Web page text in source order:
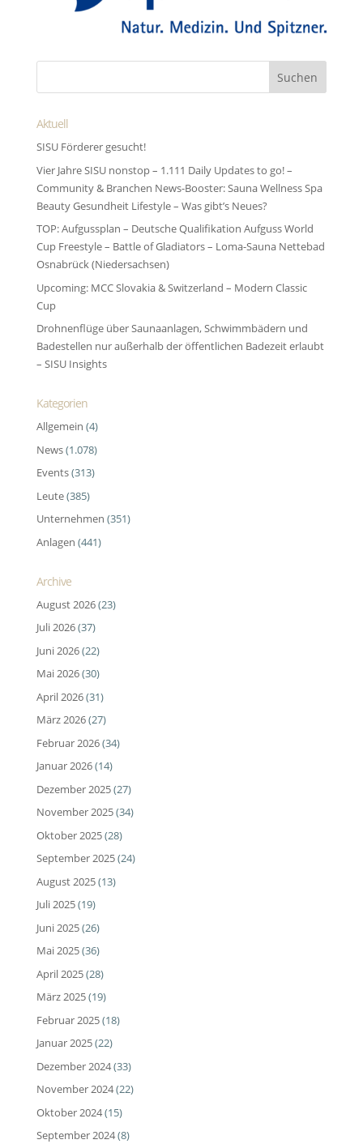
Aktuell
SISU Förderer gesucht!
Vier Jahre SISU nonstop – 1.111 Daily Updates to go! –
Community & Branchen News-Booster: Sauna Wellness Spa
Beauty Gesundheit Lifestyle – Was gibt’s Neues?
TOP: Aufgussplan – Deutsche Qualifikation Aufguss World
Cup Freestyle – Battle of Gladiators – Loma-Sauna Nettebad
Osnabrück (Niedersachsen)
Upcoming: MCC Slovakia & Switzerland – Modern Classic
Cup
Drohnenflüge über Saunaanlagen, Schwimmbädern und
Badestellen nur außerhalb der öffentlichen Badezeit erlaubt
– SISU Insights
Kategorien
Allgemein (4)
News(1.078)
Events(313)
Leute(385)
Unternehmen (351)
Anlagen (441)
Archive
August 2026(23)
Juli 2026(37)
Juni 2026(22)
Mai 2026(30)
April 2026(31)
März 2026(27)
Februar 2026(34)
Januar 2026(14)
Dezember 2025(27)
November 2025(34)
Oktober 2025(28)
September 2025(24)
August 2025(13)
Juli 2025(19)
Juni 2025(26)
Mai 2025(36)
April 2025(28)
März 2025(19)
Februar 2025(18)
Januar 2025(22)
Dezember 2024(33)
November 2024(22)
Oktober 2024(15)
September 2024(8)